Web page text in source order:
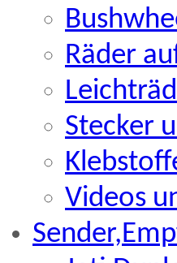
Räder
Stecker
Videos